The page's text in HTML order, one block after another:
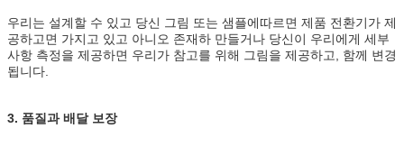
우리는 설계할 수 있고 당신 그림 또는 샘플에따르면 제품 전환기가 제
공하고면 가지고 있고 아니오 존재하 만들거나 당신이 우리에게 세부
사항 측정을 제공하면 우리가 참고를 위해 그림을 제공하고, 함께 변경
됩니다.
3. 품질과 배달 보장